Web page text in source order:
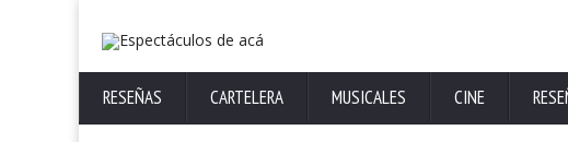
RESEÑAS CARTELERA MUSICALES CINE